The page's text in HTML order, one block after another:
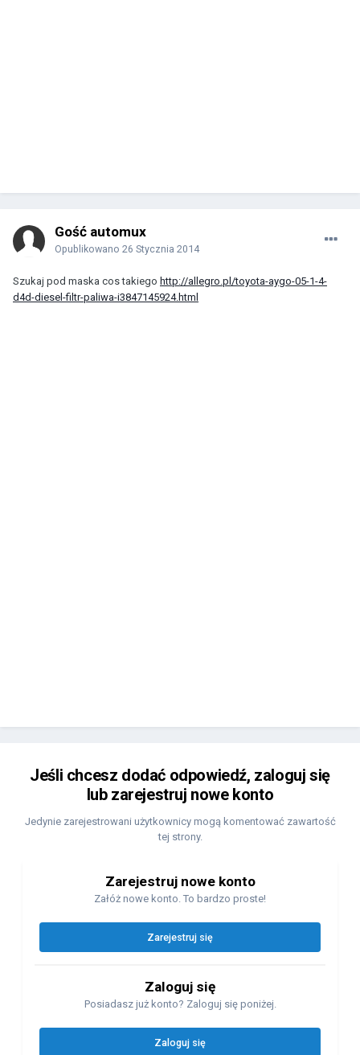
Gość automux
Opublikowano 26 Stycznia 2014
Szukaj pod maska cos takiego http://allegro.pl/toyota-aygo-05-1-4-
d4d-diesel-filtr-paliwa-i3847145924.html
Jeśli chcesz dodać odpowiedź, zaloguj się
lub zarejestruj nowe konto
Jedynie zarejestrowani użytkownicy mogą komentować zawartość
tej strony.
Zarejestruj nowe konto
Załóż nowe konto. To bardzo proste!
Zarejestruj się
Zaloguj się
Posiadasz już konto? Zaloguj się poniżej.
Zaloguj się